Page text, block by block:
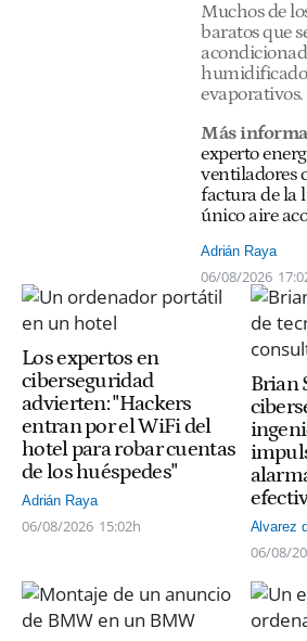
Muchos de
baratos que
evaporativos.
Más
experto
ventiladores
factura de la
único aire
Adrián Raya
06/08/2026
Los expertos en
ciberseguridad
advierten: "Hackers
entran por el WiFi del
hotel para robar cuentas
de los huéspedes"
Adrián Raya
06/08/2026 15:02h
Brian
Alvarez
06/08/